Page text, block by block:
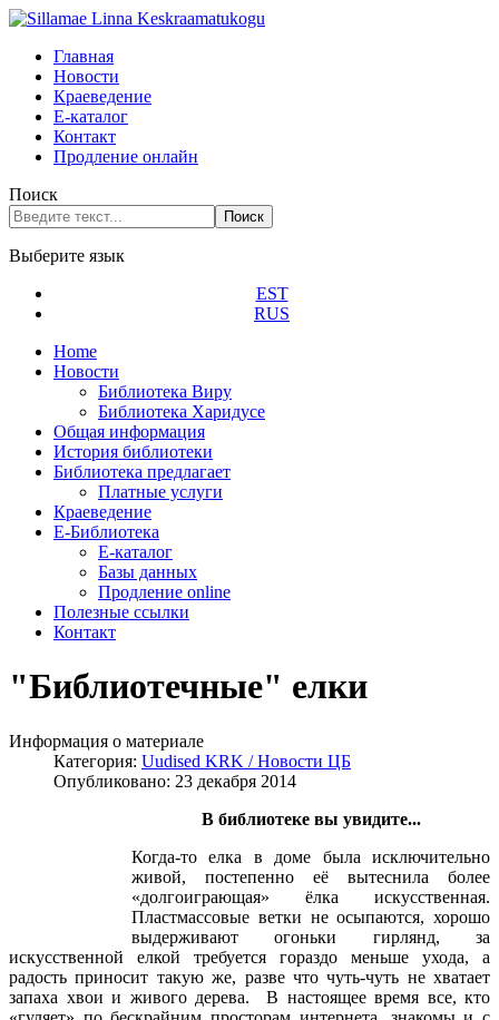
Главная
Новости
Краеведение
Е-каталог
Контакт
Продление онлайн
Поиск
Поиск
Выберите язык
EST
RUS
Home
Новости
Библиотека Виру
Библиотека Харидусе
Общая информация
История библиотеки
Библиотека предлагает
Платные услуги
Краеведение
Е-Библиотека
Е-каталог
Базы данных
Продление online
Полезные ссылки
Контакт
"Библиотечные" елки
Информация о материале
Категория: Uudised KRK / Новости ЦБ
Опубликовано: 23 декабря 2014
В библиотеке вы увидите...
Когда-то елка в доме была исключительно
живой, постепенно её вытеснила более
«долгоиграющая» ёлка искусственная.
Пластмассовые ветки не осыпаются, хорошо
выдерживают огоньки гирлянд, за
искусственной елкой требуется гораздо меньше ухода, а
радость приносит такую же, разве что чуть-чуть не хватает
запаха хвои и живого дерева. В настоящее время все, кто